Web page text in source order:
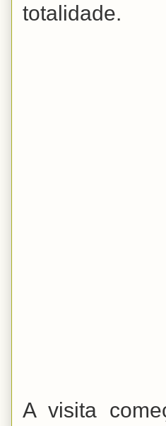
totalidade.
A visita